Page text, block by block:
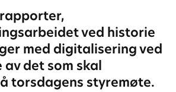
ved historie
med digitalisering ved
av det som skal
torsdagens styremøte.